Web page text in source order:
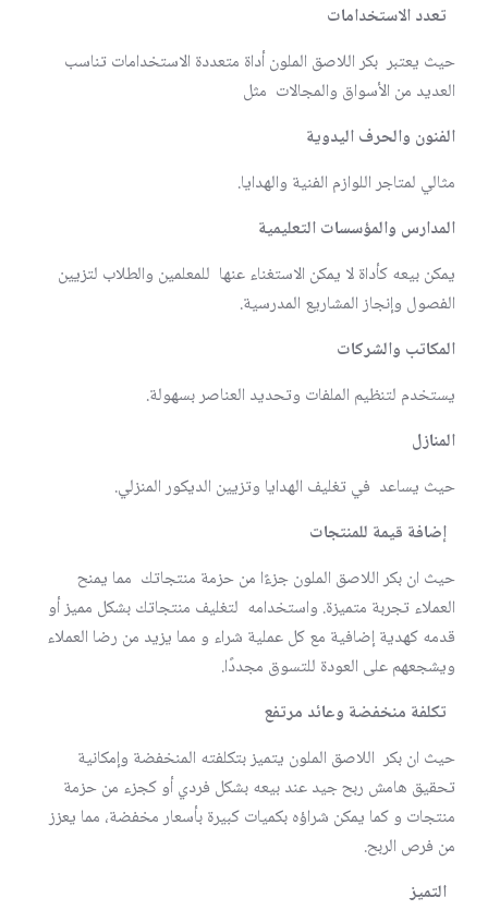
تعدد الاستخدامات
حيث يعتبر بكر اللاصق الملون أداة متعددة الاستخدامات تناسب
العديد من الأسواق والمجالات مثل
الفنون والحرف اليدوية
مثالي لمتاجر اللوازم الفنية والهدايا.
المدارس والمؤسسات التعليمية
يمكن بيعه كأداة لا يمكن الاستغناء عنها للمعلمين والطلاب لتزيين
الفصول وإنجاز المشاريع المدرسية.
المكاتب والشركات
يستخدم لتنظيم الملفات وتحديد العناصر بسهولة.
المنازل
حيث يساعد في تغليف الهدايا وتزيين الديكور المنزلي.
إضافة قيمة للمنتجات
حيث ان بكر اللاصق الملون جزءًا من حزمة منتجاتك مما يمنح
العملاء تجربة متميزة. واستخدامه لتغليف منتجاتك بشكل مميز أو
قدمه كهدية إضافية مع كل عملية شراء و مما يزيد من رضا العملاء
ويشجعهم على العودة للتسوق مجددًا.
تكلفة منخفضة وعائد مرتفع
حيث ان بكر اللاصق الملون يتميز بتكلفته المنخفضة وإمكانية
تحقيق هامش ربح جيد عند بيعه بشكل فردي أو كجزء من حزمة
منتجات و كما يمكن شراؤه بكميات كبيرة بأسعار مخفضة، مما يعزز
من فرص الربح.
التميز